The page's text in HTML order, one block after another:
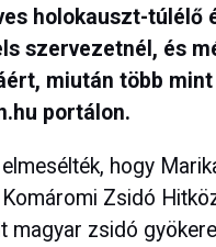
holokauszt-túlélő
szervezetnél, és
miután több
portálon.
hogy
Zsidó
zsidó